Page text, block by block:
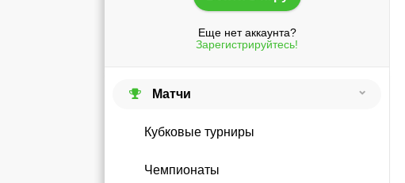
Еще нет аккаунта?
Зарегистрируйтесь!
Матчи
Кубковые турниры
Чемпионаты